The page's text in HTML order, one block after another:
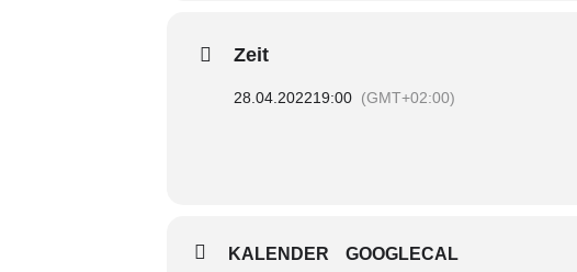
Zeit
28.04.202219:00 (GMT+02:00)
KALENDER GOOGLECAL